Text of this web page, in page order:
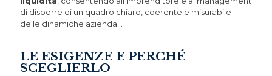
di disporre di un quadro chiaro, coerente e misurabile
delle dinamiche aziendali.
LE ESIGENZE E PERCHÉ
SCEGLIERLO